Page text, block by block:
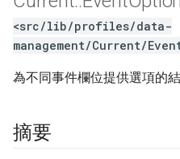
<src/lib/profiles/data-
management/Current/
為不同事件欄位提供選項的結
摘要